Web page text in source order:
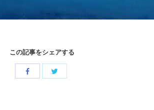
この記事をシェアする